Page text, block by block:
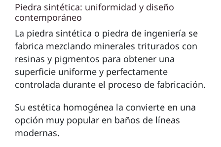
Piedra sintética: uniformidad y diseño
contemporáneo
La piedra sintética o piedra de ingeniería se
fabrica mezclando minerales triturados con
resinas y pigmentos para obtener una
superficie uniforme y perfectamente
controlada durante el proceso de fabricación.
Su estética homogénea la convierte en una
opción muy popular en baños de líneas
modernas.